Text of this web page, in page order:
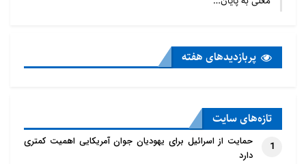
پربازدید‌های هفته
تازه‌‌های سایت
1
حمایت از اسرائیل برای یهودیان جوان آمریکایی اهمیت کمتری
دارد